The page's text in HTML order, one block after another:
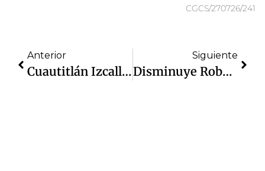
CGCS/270726/241
Anterior
Cuautitlán Izcalli Y Edomex, Referentes Estratégicos En Latinoamérica: Daniel Serrano
Siguiente
Disminuye Robo En Izcalli: Baja 21% Robo A Casa, 18% Robo A Transeúnte Y 12.6% Robo En Transporte